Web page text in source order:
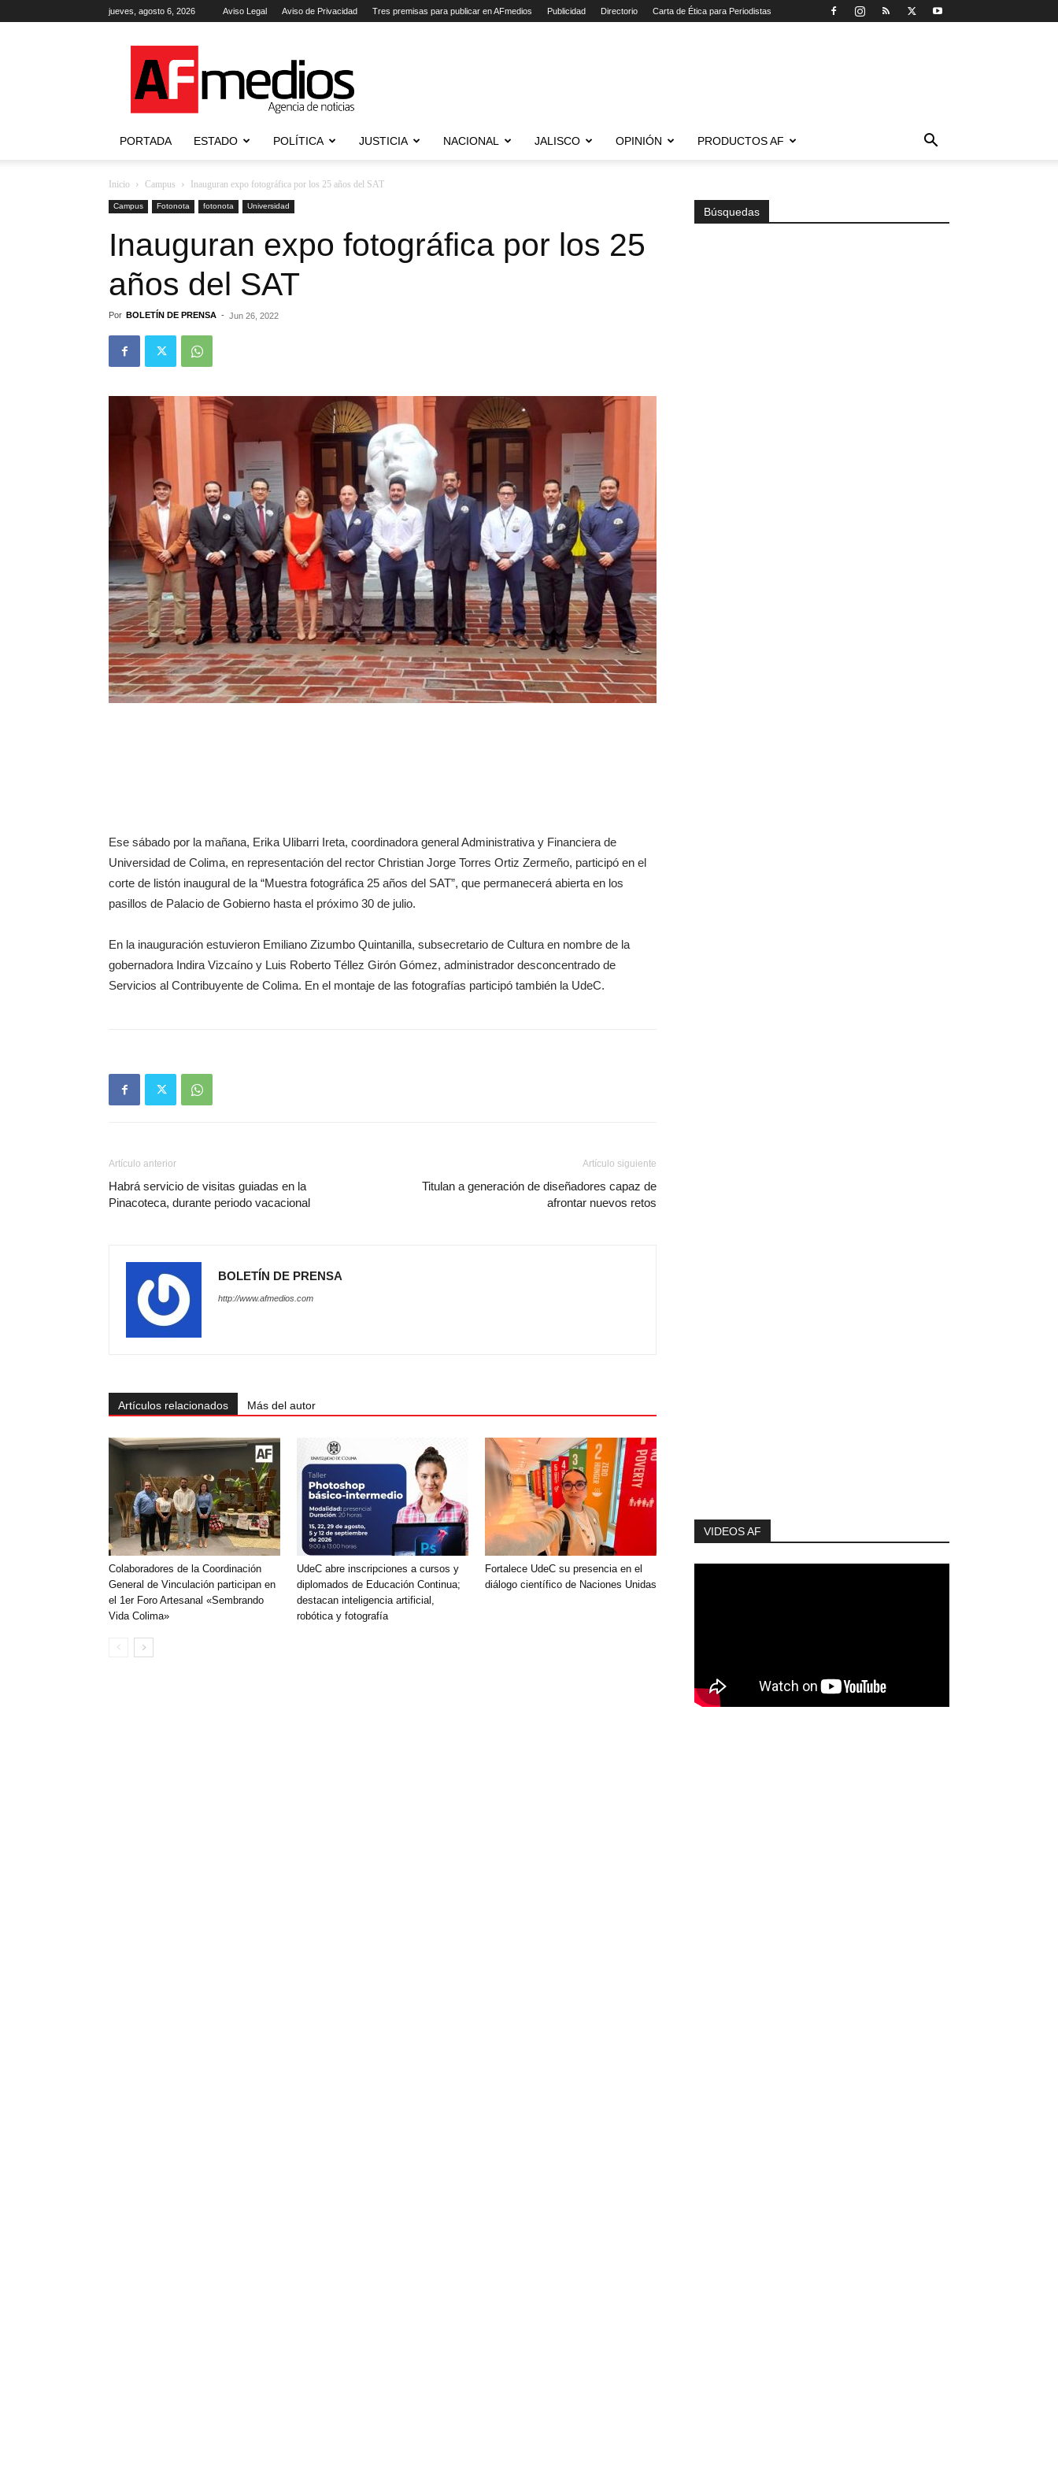
jueves, agosto 6, 2026 Aviso Legal Aviso de Privacidad Tres premisas para publicar en AFmedios Publicidad Directorio Carta de Ética para Periodistas
Agencia
de
Noticias
PORTADA ESTADO POLÍTICA JUSTICIA NACIONAL JALISCO OPINIÓN PRODUCTOS AF
Inicio Campus Inauguran expo fotográfica por los 25 años del SAT
Campus Fotonota fotonota Universidad
Inauguran expo fotográfica por los 25
años del SAT
Por BOLETÍN DE PRENSA - Jun 26, 2022
Ese sábado por la mañana, Erika Ulibarri Ireta, coordinadora general Administrativa y Financiera de
Universidad de Colima, en representación del rector Christian Jorge Torres Ortiz Zermeño, participó en el
corte de listón inaugural de la “Muestra fotográfica 25 años del SAT”, que permanecerá abierta en los
pasillos de Palacio de Gobierno hasta el próximo 30 de julio.
En la inauguración estuvieron Emiliano Zizumbo Quintanilla, subsecretario de Cultura en nombre de la
gobernadora Indira Vizcaíno y Luis Roberto Téllez Girón Gómez, administrador desconcentrado de
Servicios al Contribuyente de Colima. En el montaje de las fotografías participó también la UdeC.
Artículo anterior
Habrá servicio de visitas guiadas en la
Pinacoteca, durante periodo vacacional
Artículo siguiente
Titulan a generación de diseñadores capaz de
afrontar nuevos retos
BOLETÍN DE PRENSA
http://www.afmedios.com
Artículos relacionados Más del autor
Colaboradores de la Coordinación
General de Vinculación participan en
el 1er Foro Artesanal «Sembrando
Vida Colima»
UdeC abre inscripciones a cursos y
diplomados de Educación Continua;
destacan inteligencia artificial,
robótica y fotografía
Fortalece UdeC su presencia en el
diálogo científico de Naciones Unidas
Búsquedas
VIDEOS AF